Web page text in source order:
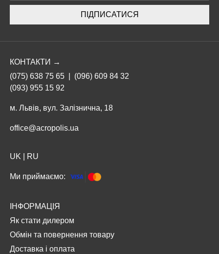
ПІДПИСАТИСЯ
КОНТАКТИ →
(075) 638 75 65
(096) 609 84 32
(093) 955 15 92
м. Львів, вул. Залізнична, 18
office@acropolis.ua
UK RU
Ми приймаємо:
ІНФОРМАЦІЯ
Як стати дилером
Обмін та повернення товару
Доставка і оплата